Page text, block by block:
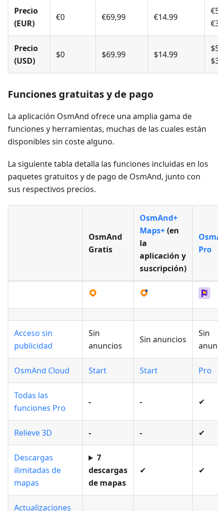
Precio
(EUR)
€0 €69,99 €14.99
Precio
(USD)
$0 $69.99 $14.99
Funciones gratuitas y de pago
La aplicación OsmAnd ofrece una amplia gama de
funciones y herramientas, muchas de las cuales están
disponibles sin coste alguno.
La siguiente tabla detalla las funciones incluidas en los
paquetes gratuitos y de pago de OsmAnd, junto con
sus respectivos precios.
OsmAnd
Gratis
OsmAnd+
Maps+(en
la
aplicación y
suscripción)
Pro
Acceso sin
publicidad
Sin
anuncios
Sin anuncios
Sin
OsmAnd Cloud Start Start Pro
Todas las
funciones Pro
- - ✔
Relieve 3D - - ✔
Descargas
ilimitadas de
mapas
7
descargas
de mapas
✔ ✔
Actualizaciones